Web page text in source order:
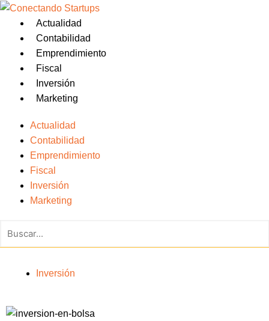
Actualidad
Contabilidad
Emprendimiento
Fiscal
Inversión
Marketing
Actualidad
Contabilidad
Emprendimiento
Fiscal
Inversión
Marketing
Inversión